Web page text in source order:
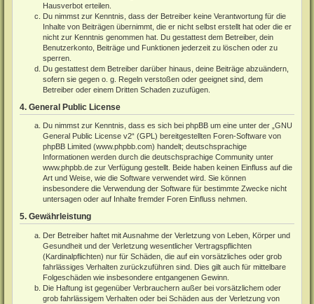
Hausverbot erteilen.
Du nimmst zur Kenntnis, dass der Betreiber keine Verantwortung für die
Inhalte von Beiträgen übernimmt, die er nicht selbst erstellt hat oder die er
nicht zur Kenntnis genommen hat. Du gestattest dem Betreiber, dein
Benutzerkonto, Beiträge und Funktionen jederzeit zu löschen oder zu
sperren.
Du gestattest dem Betreiber darüber hinaus, deine Beiträge abzuändern,
sofern sie gegen o. g. Regeln verstoßen oder geeignet sind, dem
Betreiber oder einem Dritten Schaden zuzufügen.
4. General Public License
Du nimmst zur Kenntnis, dass es sich bei phpBB um eine unter der „GNU
General Public License v2“ (GPL) bereitgestellten Foren-Software von
phpBB Limited (www.phpbb.com) handelt; deutschsprachige
Informationen werden durch die deutschsprachige Community unter
www.phpbb.de zur Verfügung gestellt. Beide haben keinen Einfluss auf die
Art und Weise, wie die Software verwendet wird. Sie können
insbesondere die Verwendung der Software für bestimmte Zwecke nicht
untersagen oder auf Inhalte fremder Foren Einfluss nehmen.
5. Gewährleistung
Der Betreiber haftet mit Ausnahme der Verletzung von Leben, Körper und
Gesundheit und der Verletzung wesentlicher Vertragspflichten
(Kardinalpflichten) nur für Schäden, die auf ein vorsätzliches oder grob
fahrlässiges Verhalten zurückzuführen sind. Dies gilt auch für mittelbare
Folgeschäden wie insbesondere entgangenen Gewinn.
Die Haftung ist gegenüber Verbrauchern außer bei vorsätzlichem oder
grob fahrlässigem Verhalten oder bei Schäden aus der Verletzung von